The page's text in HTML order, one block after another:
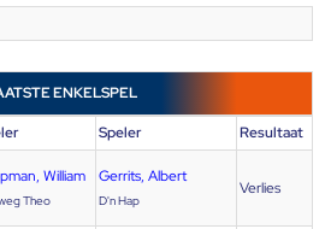
ENKELSPEL
Speler
Resultaat
William
Theo
Gerrits, Albert
D'n Hap
Verlies